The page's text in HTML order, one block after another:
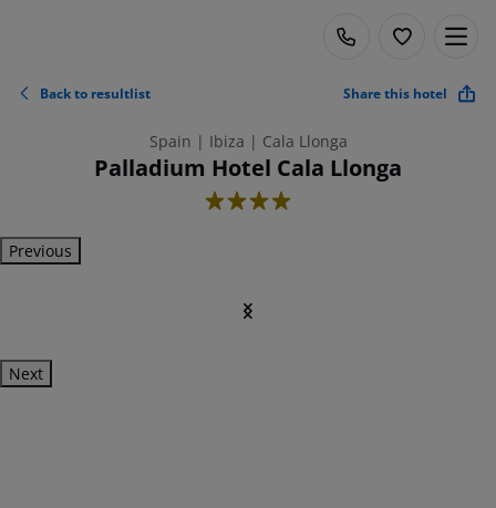
Back to resultlist Share this hotel
Spain | Ibiza | Cala Llonga
Palladium Hotel Cala Llonga
4
Previous
Next